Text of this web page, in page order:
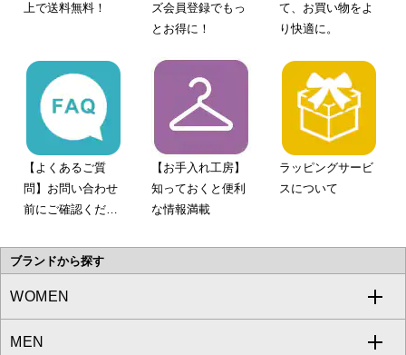
上で送料無料！
ズ会員登録でもっ
とお得に！
て、お買い物をよ
り快適に。
【よくあるご質
問】お問い合わせ
前にご確認くださ
【お手入れ工房】
知っておくと便利
な情報満載
ラッピングサービ
スについて
ブランドから探す
WOMEN
a.v.v
MEN